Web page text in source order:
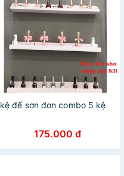
kệ để sơn đơn combo 5 kệ
175.000 đ